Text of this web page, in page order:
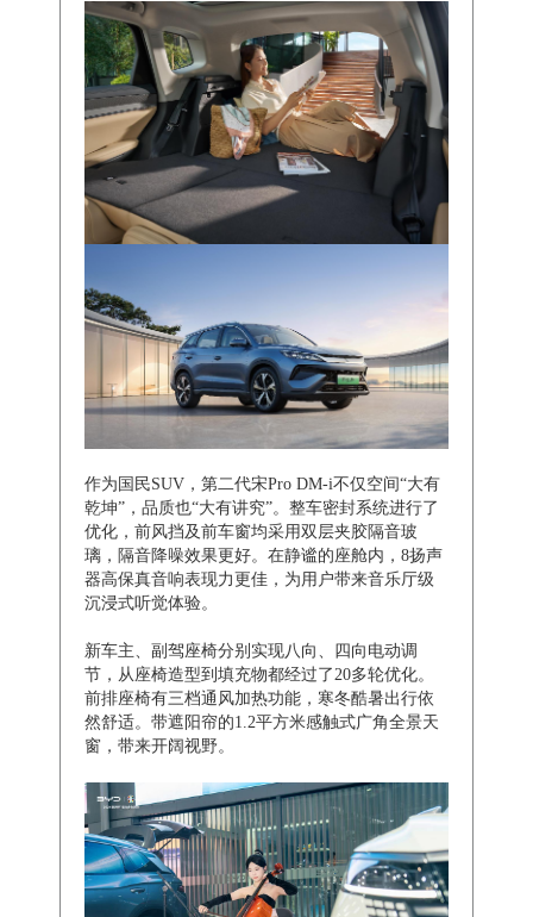
作为国民SUV，第二代宋Pro DM-i不仅空间“大有
乾坤”，品质也“大有讲究”。整车密封系统进行了
优化，前风挡及前车窗均采用双层夹胶隔音玻
璃，隔音降噪效果更好。在静谧的座舱内，8扬声
器高保真音响表现力更佳，为用户带来音乐厅级
沉浸式听觉体验。
新车主、副驾座椅分别实现八向、四向电动调
节，从座椅造型到填充物都经过了20多轮优化。
前排座椅有三档通风加热功能，寒冬酷暑出行依
然舒适。带遮阳帘的1.2平方米感触式广角全景天
窗，带来开阔视野。